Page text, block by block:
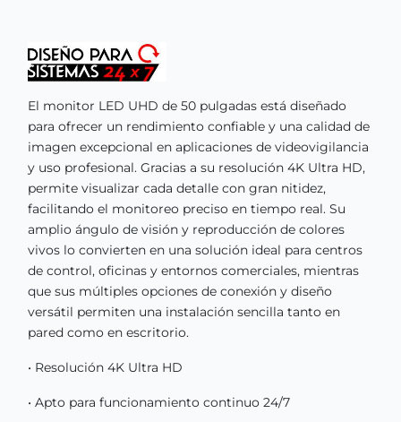
El monitor LED UHD de 50 pulgadas está diseñado
para ofrecer un rendimiento confiable y una calidad de
imagen excepcional en aplicaciones de videovigilancia
y uso profesional. Gracias a su resolución 4K Ultra HD,
permite visualizar cada detalle con gran nitidez,
facilitando el monitoreo preciso en tiempo real. Su
amplio ángulo de visión y reproducción de colores
vivos lo convierten en una solución ideal para centros
de control, oficinas y entornos comerciales, mientras
que sus múltiples opciones de conexión y diseño
versátil permiten una instalación sencilla tanto en
pared como en escritorio.
• Resolución 4K Ultra HD
• Apto para funcionamiento continuo 24/7